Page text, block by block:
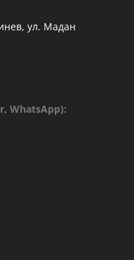
ул. Мадан
WhatsApp):